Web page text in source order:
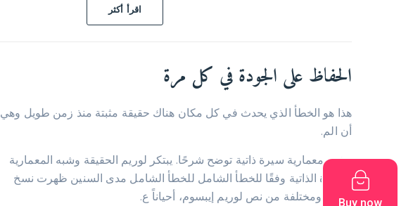
اقرأ أكثر
الحفاظ على الجودة في كل مرة
هذا هو الخطأ الذي يحدث في كل مكان هناك حقيقة مثبتة منذ زمن طويل وهي
أن الم.
وشبه معمارية سيرة ذاتية توضح شرحًا. يبتكر لوريم الحقيقة وشبه المعمارية
السيرة الذاتية وفقًا للخطأ الشامل للخطأ الشامل مدى السنين ظهرت نسخ
جديدة ومختلفة من نص لوريم إيبسوم، أحياناً ع.Buy now